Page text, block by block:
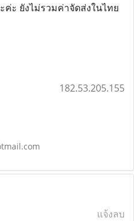
ะ ยังไม่รวมค่าจัดส่งในไทย
182.53.205.155
แจ้งลบ